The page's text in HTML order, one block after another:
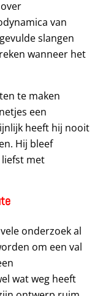
van
slangen
wanneer het
te maken
een
heeft hij nooit
Hij bleef
met
onderzoek al
om een val
wat weg heeft